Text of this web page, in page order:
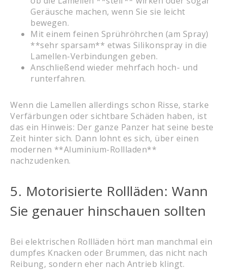
Geräusche machen, wenn Sie sie leicht
bewegen.
Mit einem feinen Sprühröhrchen (am Spray)
**sehr sparsam** etwas Silikonspray in die
Lamellen-Verbindungen geben.
Anschließend wieder mehrfach hoch- und
runterfahren.
Wenn die Lamellen allerdings schon Risse, starke
Verfärbungen oder sichtbare Schäden haben, ist
das ein Hinweis: Der ganze Panzer hat seine beste
Zeit hinter sich. Dann lohnt es sich, über einen
modernen **Aluminium-Rollladen**
nachzudenken.
5. Motorisierte Rollläden: Wann
Sie genauer hinschauen sollten
Bei elektrischen Rollläden hört man manchmal ein
dumpfes Knacken oder Brummen, das nicht nach
Reibung, sondern eher nach Antrieb klingt.